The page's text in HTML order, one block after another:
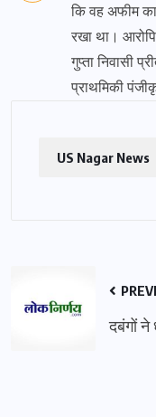
कि वह अफीम
रखा था।
गुप्ता निवासी
प्राथमिकी
US Nagar News
दबंगों ने